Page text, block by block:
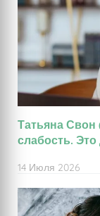
Татьяна
слабость.
14 Июля 2026